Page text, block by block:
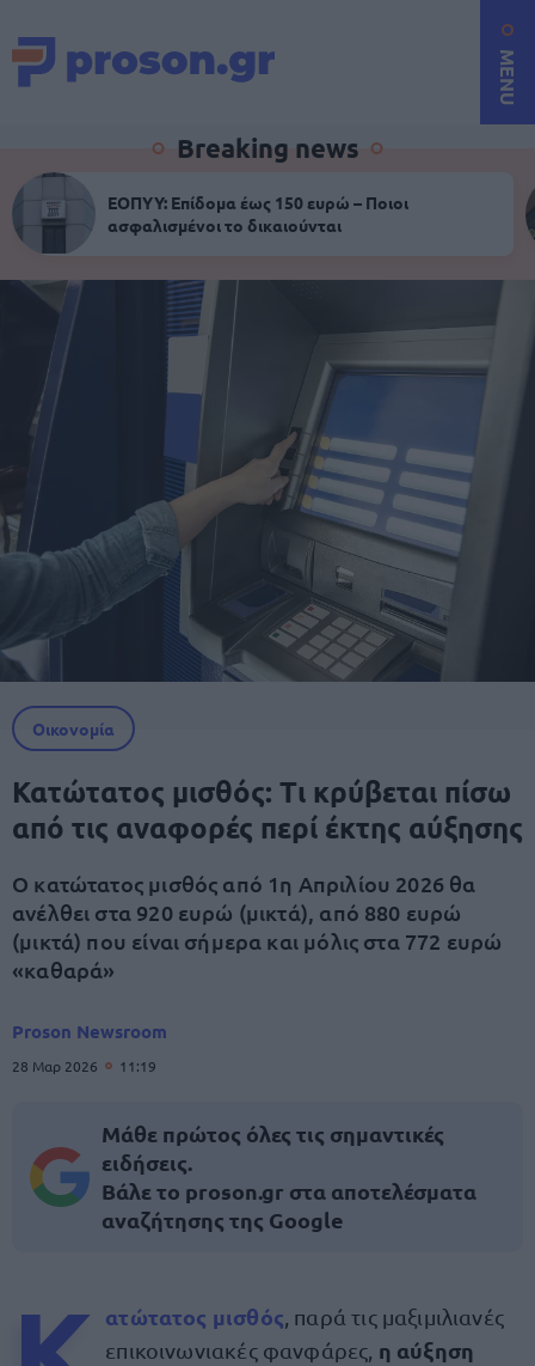
MENU
Breaking news
ΕΟΠΥΥ: Επίδομα έως 150 ευρώ – Ποιοι
ασφαλισμένοι το δικαιούνται
Οικονομία
Κατώτατος μισθός: Τι κρύβεται πίσω
από τις αναφορές περί έκτης αύξησης
Ο κατώτατος μισθός από 1η Απριλίου 2026 θα
ανέλθει στα 920 ευρώ (μικτά), από 880 ευρώ
(μικτά) που είναι σήμερα και μόλις στα 772 ευρώ
«καθαρά»
Proson Newsroom
28 Μαρ 2026 11:19
Μάθε πρώτος όλες τις σημαντικές
ειδήσεις.
Βάλε το proson.gr στα αποτελέσματα
αναζήτησης της Google
ατώτατος μισθός , παρά τις μαξιμιλιανές
επικοινωνιακές φανφάρες, η αύξηση